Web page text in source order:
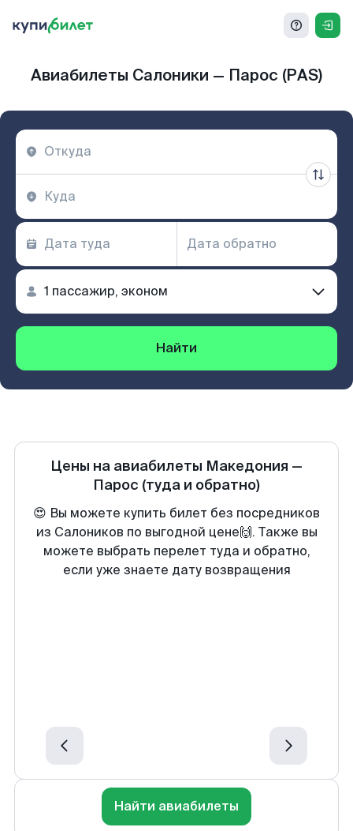
Авиабилеты Салоники — Парос (PAS)
Найти
Цены на авиабилеты Македония —
Парос (туда и обратно)
😍 Вы можете купить билет без посредников
из Салоников по выгодной цене🙌. Также вы
можете выбрать перелет туда и обратно,
если уже знаете дату возвращения
Найти авиабилеты